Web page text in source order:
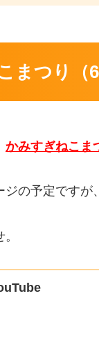
まつり（
かみすぎねこま
の予定です